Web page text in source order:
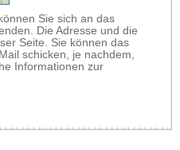
Sie sich an das
Die Adresse und die
Seite. Sie können das
schicken, je nachdem,
Informationen zur